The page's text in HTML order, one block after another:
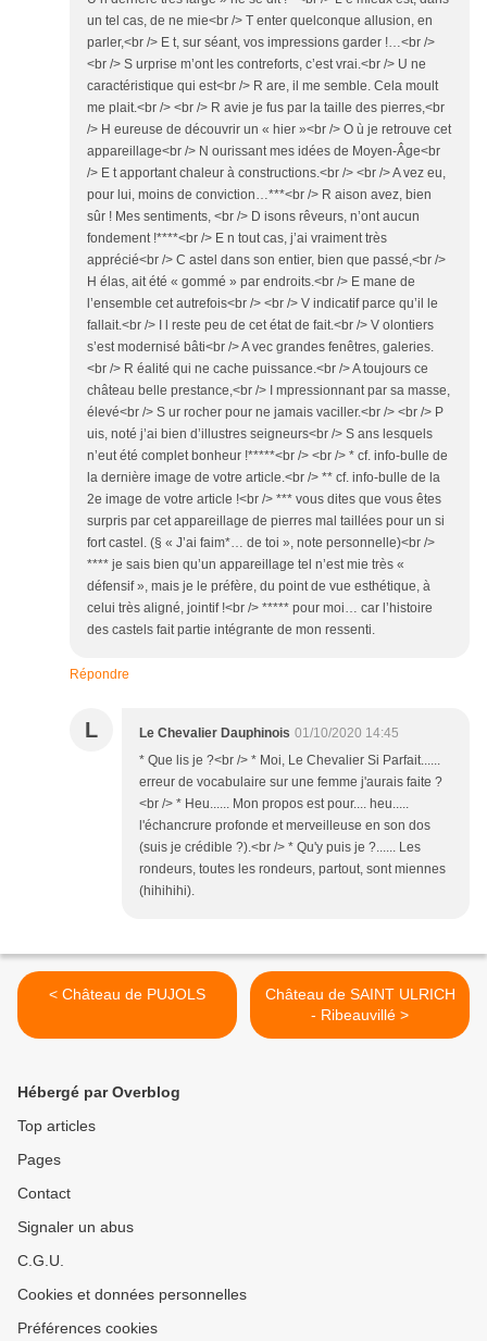
un tel cas, de ne mie<br /> T enter quelconque allusion, en
parler,<br /> E t, sur séant, vos impressions garder !…<br />
<br /> S urprise m’ont les contreforts, c’est vrai.<br /> U ne
caractéristique qui est<br /> R are, il me semble. Cela moult
me plait.<br /> <br /> R avie je fus par la taille des pierres,<br
/> H eureuse de découvrir un « hier »<br /> O ù je retrouve cet
appareillage<br /> N ourissant mes idées de Moyen-Âge<br
/> E t apportant chaleur à constructions.<br /> <br /> A vez eu,
pour lui, moins de conviction…***<br /> R aison avez, bien
sûr ! Mes sentiments, <br /> D isons rêveurs, n’ont aucun
fondement !****<br /> E n tout cas, j’ai vraiment très
apprécié<br /> C astel dans son entier, bien que passé,<br />
H élas, ait été « gommé » par endroits.<br /> E mane de
l’ensemble cet autrefois<br /> <br /> V indicatif parce qu’il le
fallait.<br /> I l reste peu de cet état de fait.<br /> V olontiers
s’est modernisé bâti<br /> A vec grandes fenêtres, galeries.
<br /> R éalité qui ne cache puissance.<br /> A toujours ce
château belle prestance,<br /> I mpressionnant par sa masse,
élevé<br /> S ur rocher pour ne jamais vaciller.<br /> <br /> P
uis, noté j’ai bien d’illustres seigneurs<br /> S ans lesquels
n’eut été complet bonheur !*****<br /> <br /> * cf. info-bulle de
la dernière image de votre article.<br /> ** cf. info-bulle de la
2e image de votre article !<br /> *** vous dites que vous êtes
surpris par cet appareillage de pierres mal taillées pour un si
fort castel. (§ « J’ai faim*… de toi », note personnelle)<br />
**** je sais bien qu’un appareillage tel n’est mie très «
défensif », mais je le préfère, du point de vue esthétique, à
celui très aligné, jointif !<br /> ***** pour moi… car l’histoire
des castels fait partie intégrante de mon ressenti.
Répondre
L Le Chevalier Dauphinois 01/10/2020 14:45
* Que lis je ?<br /> * Moi, Le Chevalier Si Parfait......
erreur de vocabulaire sur une femme j'aurais faite ?
<br /> * Heu...... Mon propos est pour.... heu.....
l'échancrure profonde et merveilleuse en son dos
(suis je crédible ?).<br /> * Qu'y puis je ?...... Les
rondeurs, toutes les rondeurs, partout, sont miennes
(hihihihi).
< Château de PUJOLS
Château de SAINT ULRICH
- Ribeauvillé >
Hébergé par Overblog
Top articles
Pages
Contact
Signaler un abus
C.G.U.
Cookies et données personnelles
Préférences cookies